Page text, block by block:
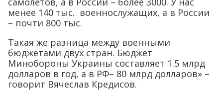
менее 140 тыс. военнослужащих, а в России
– почти 800 тыс.
Такая же разница между военными
бюджетами двух стран. Бюджет
Минобороны Украины составляет 1.5 млрд
долларов в год, а в РФ– 80 млрд долларов» –
говорит Вячеслав Кредисов.